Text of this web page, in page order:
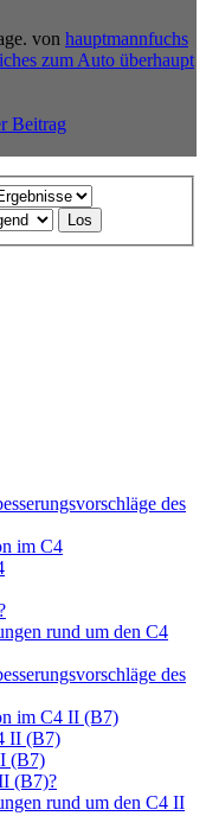
von hauptmannfuchs
zum Auto überhaupt
Beitrag
des
im C4
rund um den C4
des
im C4 II (B7)
II (B7)
(B7)
(B7)?
rund um den C4 II